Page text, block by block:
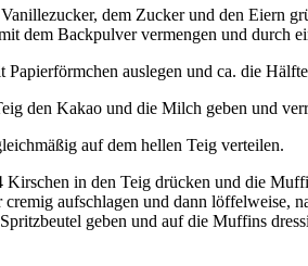
dem Zucker und den Eiern
dem Backpulver vermengen und durch
auslegen und ca. die
den Kakao und die Milch geben und
auf dem hellen Teig verteilen.
Kirschen in den Teig drücken und die
aufschlagen und dann löffelweise,
geben und auf die Muffins